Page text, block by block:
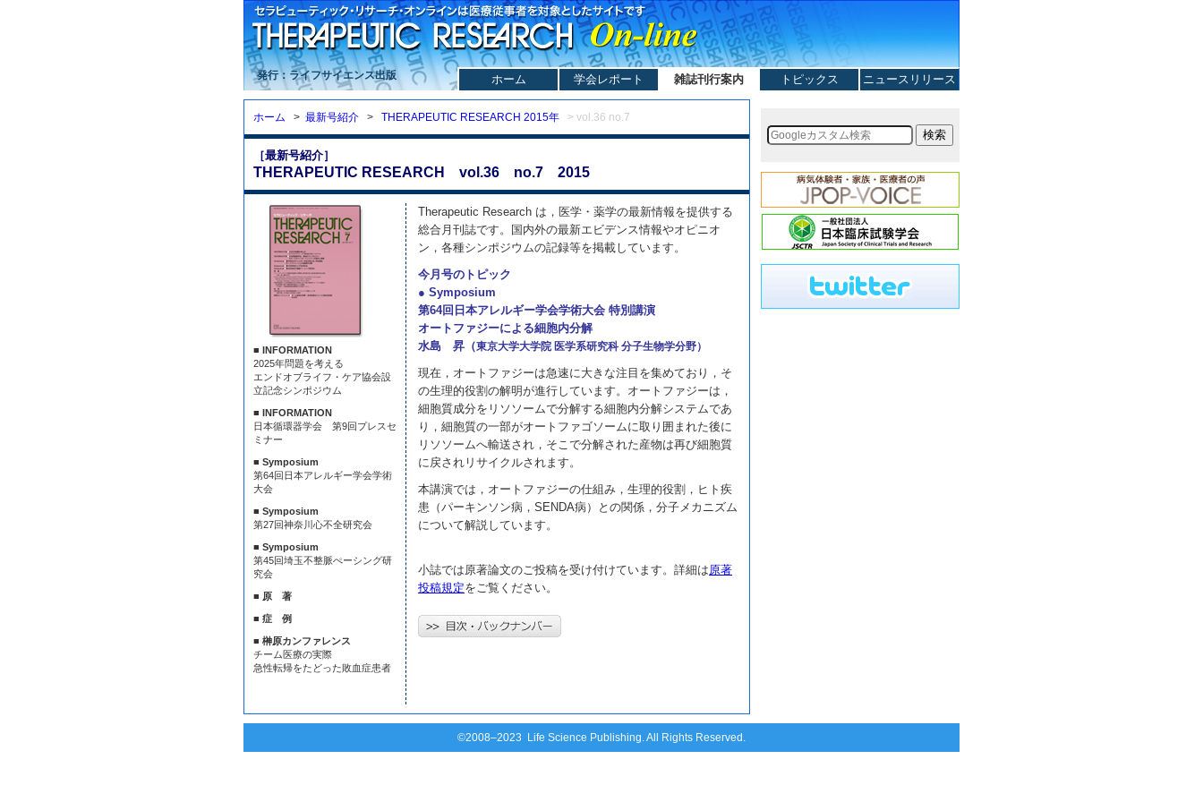
発行：ライフサイエンス出版 ホーム 学会レポート 雑誌刊行案内 トピックス ニュースリリース
ホーム > 最新号紹介 > THERAPEUTIC RESEARCH 2015年 > vol.36 no.7
［最新号紹介］
THERAPEUTIC RESEARCH vol.36 no.7 2015
■ INFORMATION
2025年問題を考える
エンドオブライフ・ケア協会設
立記念シンポジウム
■ INFORMATION
日本循環器学会 第9回プレスセ
ミナー
■ Symposium
第64回日本アレルギー学会学術
大会
■ Symposium
第27回神奈川心不全研究会
■ Symposium
第45回埼玉不整脈ぺーシング研
究会
■ 原 著
■ 症 例
■ 榊原カンファレンス
チーム医療の実際
急性転帰をたどった敗血症患者
Therapeutic Research は，医学・薬学の最新情報を提供する
総合月刊誌です。国内外の最新エビデンス情報やオピニオ
ン，各種シンポジウムの記録等を掲載しています。
今月号のトピック
● Symposium
第64回日本アレルギー学会学術大会 特別講演
オートファジーによる細胞内分解
水島 昇（東京大学大学院 医学系研究科 分子生物学分野）
現在，オートファジーは急速に大きな注目を集めており，そ
の生理的役割の解明が進行しています。オートファジーは，
細胞質成分をリソソームで分解する細胞内分解システムであ
り，細胞質の一部がオートファゴソームに取り囲まれた後に
リソソームへ輸送され，そこで分解された産物は再び細胞質
に戻されリサイクルされます。
本講演では，オートファジーの仕組み，生理的役割，ヒト疾
患（パーキンソン病，SENDA病）との関係，分子メカニズム
について解説しています。
小誌では原著論文のご投稿を受け付けています。詳細は原著
投稿規定をご覧ください。
©2008–2023 Life Science Publishing. All Rights Reserved.